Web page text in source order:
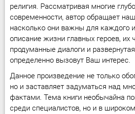
религия. Рассматривая многие
современности, автор обращает
насколько они важны для каждого
описание жизни главных героев, их
продуманные диалоги и
определенно вызовут Ваш интерес.
Данное произведение не только
но и заставляет задуматься над
фактами. Тема книги необычайна
среди специалистов, но и в широком